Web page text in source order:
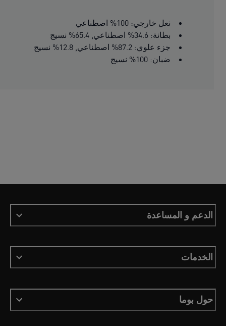
نعل خارجي: 100% اصطناعي
بطانة: 34.6% اصطناعي, 65.4% نسيج
جزء علوي: 87.2% اصطناعي, 12.8% نسيج
ضبان: 100% نسيج
الدعم و المساعدة
الخدمات
حول بوما